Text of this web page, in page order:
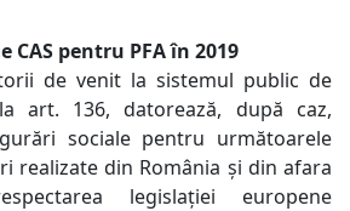
CAS pentru PFA în 2019
de venit la sistemul public de
art. 136, datorează, după caz,
sociale pentru următoarele
realizate din România și din afara
legislației europene